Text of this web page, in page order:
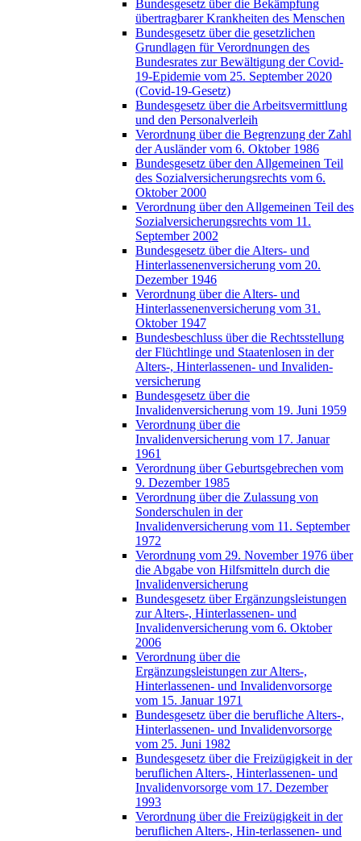
Bundesgesetz über die Bekämpfung
übertragbarer Krankheiten des Menschen
Bundesgesetz über die gesetzlichen
Grundlagen für Verordnungen des
Bundesrates zur Bewältigung der Covid-
19-Epidemie vom 25. September 2020
(Covid-19-Gesetz)
Bundesgesetz über die Arbeitsvermittlung
und den Personalverleih
Verordnung über die Begrenzung der Zahl
der Ausländer vom 6. Oktober 1986
Bundesgesetz über den Allgemeinen Teil
des Sozialversicherungsrechts vom 6.
Oktober 2000
Verordnung über den Allgemeinen Teil des
Sozialversicherungsrechts vom 11.
September 2002
Bundesgesetz über die Alters- und
Hinterlassenenversicherung vom 20.
Dezember 1946
Verordnung über die Alters- und
Hinterlassenenversicherung vom 31.
Oktober 1947
Bundesbeschluss über die Rechtsstellung
der Flüchtlinge und Staatenlosen in der
Alters-, Hinterlassenen- und Invaliden-
versicherung
Bundesgesetz über die
Invalidenversicherung vom 19. Juni 1959
Verordnung über die
Invalidenversicherung vom 17. Januar
1961
Verordnung über Geburtsgebrechen vom
9. Dezember 1985
Verordnung über die Zulassung von
Sonderschulen in der
Invalidenversicherung vom 11. September
1972
Verordnung vom 29. November 1976 über
die Abgabe von Hilfsmitteln durch die
Invalidenversicherung
Bundesgesetz über Ergänzungsleistungen
zur Alters-, Hinterlassenen- und
Invalidenversicherung vom 6. Oktober
2006
Verordnung über die
Ergänzungsleistungen zur Alters-,
Hinterlassenen- und Invalidenvorsorge
vom 15. Januar 1971
Bundesgesetz über die berufliche Alters-,
Hinterlassenen- und Invalidenvorsorge
vom 25. Juni 1982
Bundesgesetz über die Freizügigkeit in der
beruflichen Alters-, Hinterlassenen- und
Invalidenvorsorge vom 17. Dezember
1993
Verordnung über die Freizügigkeit in der
beruflichen Alters-, Hin-terlassenen- und